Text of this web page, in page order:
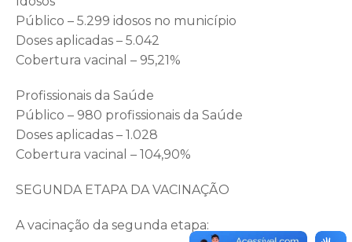
Público – 5.299 idosos no município
Doses aplicadas – 5.042
Cobertura vacinal – 95,21%
Profissionais da Saúde
Público – 980 profissionais da Saúde
Doses aplicadas – 1.028
Cobertura vacinal – 104,90%
SEGUNDA ETAPA DA VACINAÇÃO
A vacinação da segunda etapa: